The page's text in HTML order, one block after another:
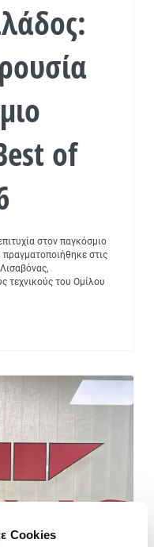
Cookies
of
στον παγκόσμιο
στις
τεχνικούς του Ομίλου